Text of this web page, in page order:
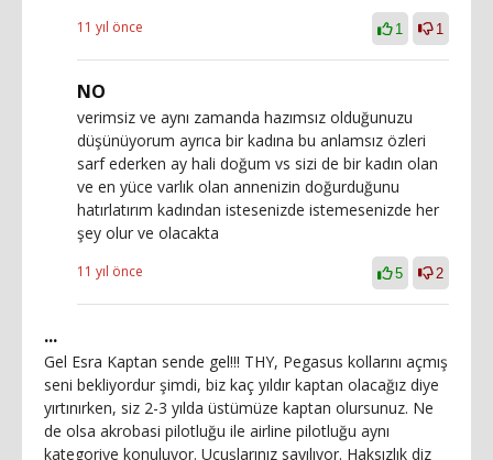
11 yıl önce 1 1
NO
verimsiz ve aynı zamanda hazımsız olduğunuzu
düşünüyorum ayrıca bir kadına bu anlamsız özleri
sarf ederken ay hali doğum vs sizi de bir kadın olan
ve en yüce varlık olan annenizin doğurduğunu
hatırlatırım kadından istesenizde istemesenizde her
şey olur ve olacakta
11 yıl önce 5 2
...
Gel Esra Kaptan sende gel!!! THY, Pegasus kollarını açmış
seni bekliyordur şimdi, biz kaç yıldır kaptan olacağız diye
yırtınırken, siz 2-3 yılda üstümüze kaptan olursunuz. Ne
de olsa akrobasi pilotluğu ile airline pilotluğu aynı
kategoriye konuluyor. Uçuşlarınız sayılıyor. Haksızlık diz